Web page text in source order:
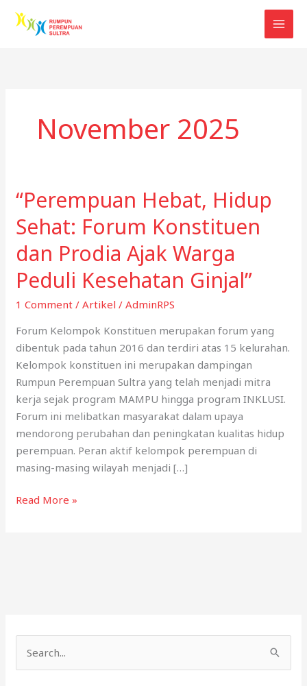
November 2025
“Perempuan Hebat, Hidup
Sehat: Forum Konstituen
dan Prodia Ajak Warga
Peduli Kesehatan Ginjal”
1 Comment /Artikel /AdminRPS
Forum Kelompok Konstituen merupakan forum yang
dibentuk pada tahun 2016 dan terdiri atas 15 kelurahan.
Kelompok konstituen ini merupakan dampingan
Rumpun Perempuan Sultra yang telah menjadi mitra
kerja sejak program MAMPU hingga program INKLUSI.
Forum ini melibatkan masyarakat dalam upaya
mendorong perubahan dan peningkatan kualitas hidup
perempuan. Peran aktif kelompok perempuan di
masing-masing wilayah menjadi […]
“Perempuan
Ajak
Warga
Peduli
Read More »